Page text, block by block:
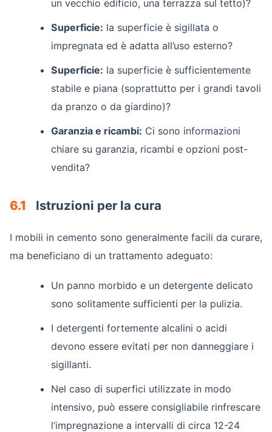
un vecchio edificio, una terrazza sul tetto)?
Superficie: la superficie è sigillata o
impregnata ed è adatta all’uso esterno?
Superficie: la superficie è sufficientemente
stabile e piana (soprattutto per i grandi tavoli
da pranzo o da giardino)?
Garanzia e ricambi: Ci sono informazioni
chiare su garanzia, ricambi e opzioni post-
vendita?
6.1 Istruzioni per la cura
I mobili in cemento sono generalmente facili da curare,
ma beneficiano di un trattamento adeguato:
Un panno morbido e un detergente delicato
sono solitamente sufficienti per la pulizia.
I detergenti fortemente alcalini o acidi
devono essere evitati per non danneggiare i
sigillanti.
Nel caso di superfici utilizzate in modo
intensivo, può essere consigliabile rinfrescare
l’impregnazione a intervalli di circa 12-24